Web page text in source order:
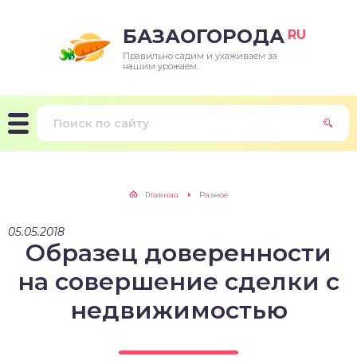
БАЗАОГОРОДА RU
Правильно садим и ухаживаем за
нашим урожаем.
Главная Разное
05.05.2018
Образец доверенности
на совершение сделки с
недвижимостью